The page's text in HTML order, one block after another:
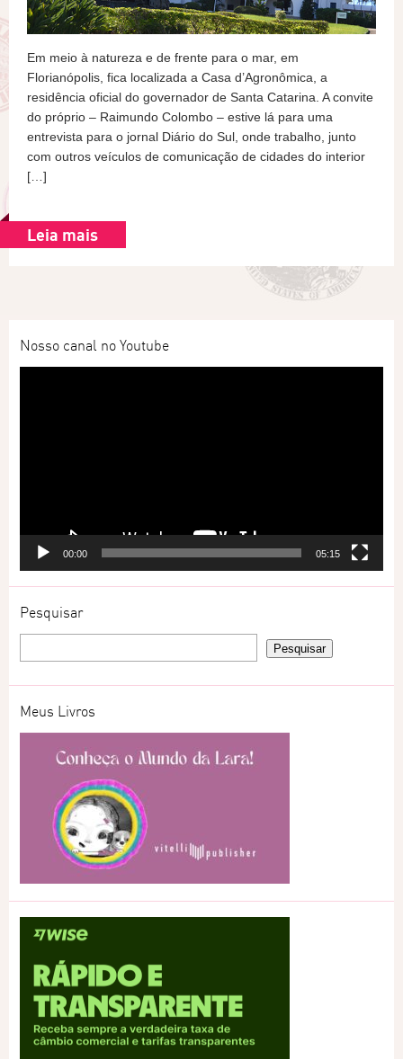
Em meio à natureza e de frente para o mar, em
Florianópolis, fica localizada a Casa d’Agronômica, a
residência oficial do governador de Santa Catarina. A convite
do próprio – Raimundo Colombo – estive lá para uma
entrevista para o jornal Diário do Sul, onde trabalho, junto
com outros veículos de comunicação de cidades do interior
[…]
Leia mais
Nosso canal no Youtube
00:00 05:15
Pesquisar
Meus Livros